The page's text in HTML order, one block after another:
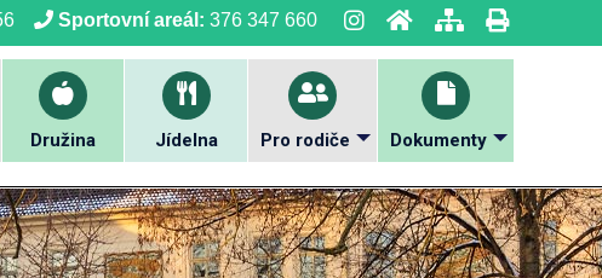
Sportovní areál: 376 347 660
Družina Jídelna Pro rodiče Dokumenty